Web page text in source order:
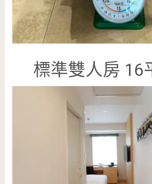
標準雙人房 16